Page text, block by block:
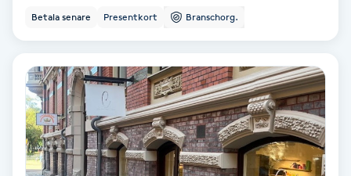
Fransar
Fransborttagning
Fransfärgning
Betala senare Presentkort Branschorg.